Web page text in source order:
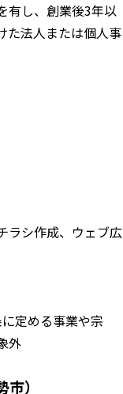
有し、創業後3年以
た法人または個人事
ラシ作成、ウェブ広
定める事業や宗
外
）